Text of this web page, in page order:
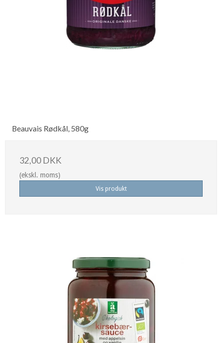
Beauvais Rødkål, 580g
32,00 DKK
(ekskl. moms)
Vis produkt